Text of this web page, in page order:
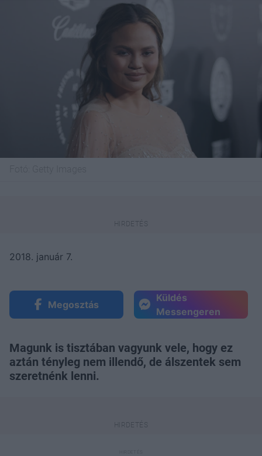
2018. január 7.
Megosztás
Küldés
Messengeren
Magunk is tisztában vagyunk vele, hogy ez
aztán tényleg nem illendő, de álszentek sem
szeretnénk lenni.